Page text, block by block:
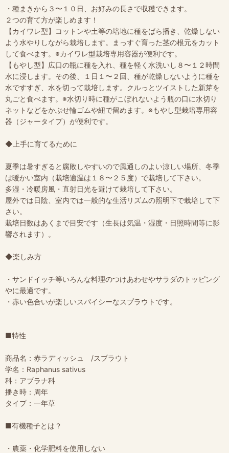
・種まきから３〜１０日、お好みの長さで収穫できます。
２つの育て方が楽しめます！
【カイワレ型】コットンや土等の培地に種をばら播き、乾燥しない
よう水やりしながら栽培します。まっすぐ育った茎の根元をカット
して食べます。※カイワレ型栽培専用容器が便利です。
【もやし型】広口の瓶に種を入れ、種を軽く水洗いし８〜１２時間
水に浸します。その後、１日１〜２回、種が乾燥しないように種を
水ですすぎ、水を切って栽培します。クルっとツイストした新芽を
丸ごと食べます。※水切り時に種がこぼれないよう瓶の口に水切り
ネットなどをかぶせ輪ゴムや紐で留めます。※もやし型栽培専用容
器（ジャータイプ）が便利です。
◆上手に育てるために
夏季は暑すぎると腐敗しやすいので風通しのよい涼しい場所、冬季
は暖かい室内（栽培適温は１８〜２５度）で栽培して下さい。
多湿・冷暖房風・直射日光を避けて栽培して下さい。
屋外では日陰、室内では一般的な生活リズムの照明下で栽培して下
さい。
栽培日数はあくまで目安です（生長は気温・湿度・日照時間等に影
響されます）。
◆楽しみ方
・サンドイッチ等いろんな料理のつけあわせやサラダのトッピング
やに最適です。
・赤い色合いが楽しいスパイシーなスプラウトです。
■特性
商品名：赤ラディッシュ /スプラウト
学名：Raphanus sativus
科：アブラナ科
播き時：周年
タイプ：一年草
■有機種子とは？
・農薬・化学肥料を使用しない